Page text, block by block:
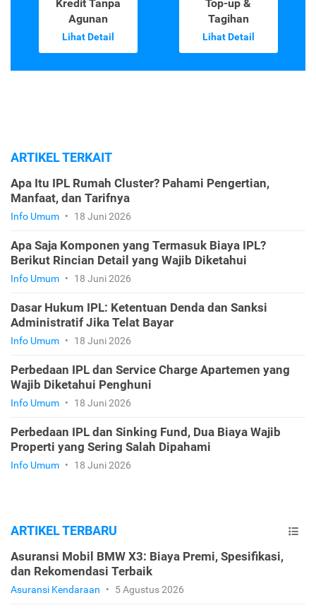
Kredit Tanpa
Agunan
Lihat Detail
Top-up &
Tagihan
Lihat Detail
ARTIKEL TERKAIT
Apa Itu IPL Rumah Cluster? Pahami Pengertian,
Manfaat, dan Tarifnya
Info Umum • 18 Juni 2026
Apa Saja Komponen yang Termasuk Biaya IPL?
Berikut Rincian Detail yang Wajib Diketahui
Info Umum • 18 Juni 2026
Dasar Hukum IPL: Ketentuan Denda dan Sanksi
Administratif Jika Telat Bayar
Info Umum • 18 Juni 2026
Perbedaan IPL dan Service Charge Apartemen yang
Wajib Diketahui Penghuni
Info Umum • 18 Juni 2026
Perbedaan IPL dan Sinking Fund, Dua Biaya Wajib
Properti yang Sering Salah Dipahami
Info Umum • 18 Juni 2026
ARTIKEL TERBARU
Asuransi Mobil BMW X3: Biaya Premi, Spesifikasi,
dan Rekomendasi Terbaik
Asuransi Kendaraan • 5 Agustus 2026